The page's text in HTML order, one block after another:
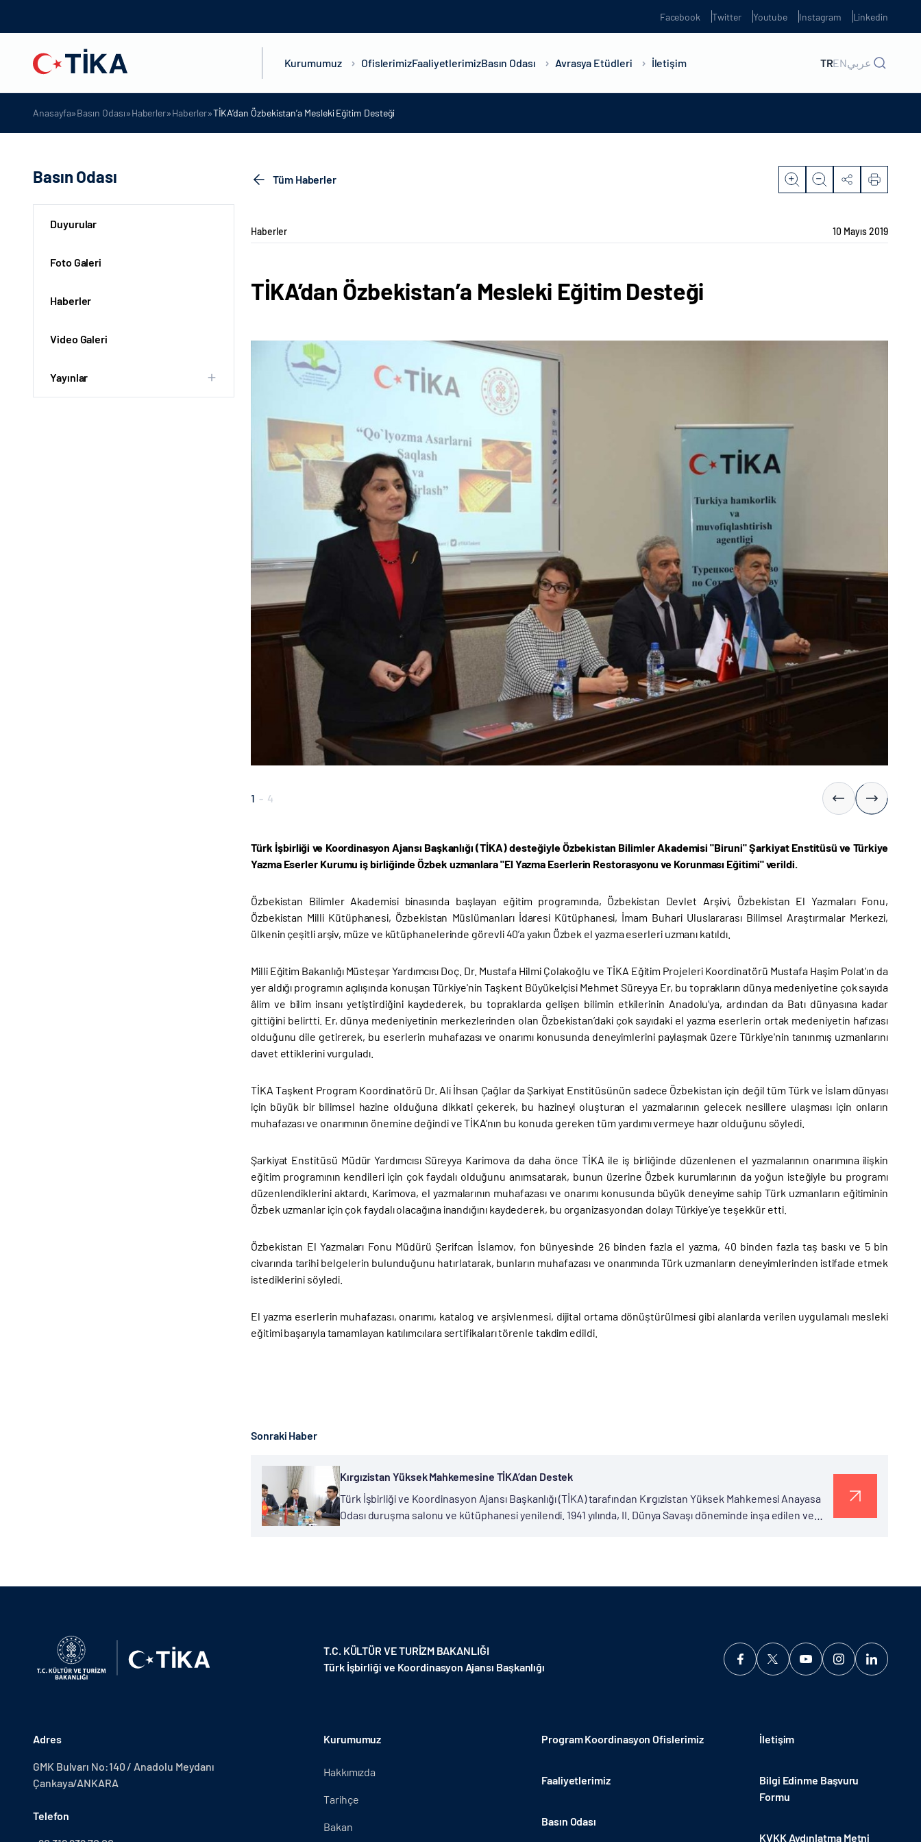
Facebook Twitter Youtube Instagram Linkedin
Kurumumuz OfislerimizFaaliyetlerimizBasın Odası Avrasya Etüdleri İletişim TRENعربي
Anasayfa»Basın Odası»Haberler»Haberler»TİKA’dan Özbekistan’a Mesleki Eğitim Desteği
Basın Odası
Duyurular
Foto Galeri
Haberler
Video Galeri
Yayınlar
Tüm Haberler
Haberler 10 Mayıs 2019
TİKA’dan Özbekistan’a Mesleki Eğitim Desteği
1 - 4
Türk İşbirliği ve Koordinasyon Ajansı Başkanlığı (TİKA) desteğiyle Özbekistan Bilimler Akademisi "Biruni" Şarkiyat Enstitüsü ve Türkiye
Yazma Eserler Kurumu iş birliğinde Özbek uzmanlara "El Yazma Eserlerin Restorasyonu ve Korunması Eğitimi" verildi.
Özbekistan Bilimler Akademisi binasında başlayan eğitim programında, Özbekistan Devlet Arşivi, Özbekistan El Yazmaları Fonu,
Özbekistan Milli Kütüphanesi, Özbekistan Müslümanları İdaresi Kütüphanesi, İmam Buhari Uluslararası Bilimsel Araştırmalar Merkezi,
ülkenin çeşitli arşiv, müze ve kütüphanelerinde görevli 40’a yakın Özbek el yazma eserleri uzmanı katıldı.
Milli Eğitim Bakanlığı Müsteşar Yardımcısı Doç. Dr. Mustafa Hilmi Çolakoğlu ve TİKA Eğitim Projeleri Koordinatörü Mustafa Haşim Polat’ın da
yer aldığı programın açılışında konuşan Türkiye'nin Taşkent Büyükelçisi Mehmet Süreyya Er, bu toprakların dünya medeniyetine çok sayıda
âlim ve bilim insanı yetiştirdiğini kaydederek, bu topraklarda gelişen bilimin etkilerinin Anadolu’ya, ardından da Batı dünyasına kadar
gittiğini belirtti. Er, dünya medeniyetinin merkezlerinden olan Özbekistan’daki çok sayıdaki el yazma eserlerin ortak medeniyetin hafızası
olduğunu dile getirerek, bu eserlerin muhafazası ve onarımı konusunda deneyimlerini paylaşmak üzere Türkiye'nin tanınmış uzmanlarını
davet ettiklerini vurguladı.
TİKA Taşkent Program Koordinatörü Dr. Ali İhsan Çağlar da Şarkiyat Enstitüsünün sadece Özbekistan için değil tüm Türk ve İslam dünyası
için büyük bir bilimsel hazine olduğuna dikkati çekerek, bu hazineyi oluşturan el yazmalarının gelecek nesillere ulaşması için onların
muhafazası ve onarımının önemine değindi ve TİKA’nın bu konuda gereken tüm yardımı vermeye hazır olduğunu söyledi.
Şarkiyat Enstitüsü Müdür Yardımcısı Süreyya Karimova da daha önce TİKA ile iş birliğinde düzenlenen el yazmalarının onarımına ilişkin
eğitim programının kendileri için çok faydalı olduğunu anımsatarak, bunun üzerine Özbek kurumlarının da yoğun isteğiyle bu programı
düzenlendiklerini aktardı. Karimova, el yazmalarının muhafazası ve onarımı konusunda büyük deneyime sahip Türk uzmanların eğitiminin
Özbek uzmanlar için çok faydalı olacağına inandığını kaydederek, bu organizasyondan dolayı Türkiye’ye teşekkür etti.
Özbekistan El Yazmaları Fonu Müdürü Şerifcan İslamov, fon bünyesinde 26 binden fazla el yazma, 40 binden fazla taş baskı ve 5 bin
civarında tarihi belgelerin bulunduğunu hatırlatarak, bunların muhafazası ve onarımında Türk uzmanların deneyimlerinden istifade etmek
istediklerini söyledi.
El yazma eserlerin muhafazası, onarımı, katalog ve arşivlenmesi, dijital ortama dönüştürülmesi gibi alanlarda verilen uygulamalı mesleki
eğitimi başarıyla tamamlayan katılımcılara sertifikaları törenle takdim edildi.
Sonraki Haber
Kırgızistan Yüksek Mahkemesine TİKA’dan Destek
Türk İşbirliği ve Koordinasyon Ajansı Başkanlığı (TİKA) tarafından Kırgızistan Yüksek Mahkemesi Anayasa
Odası duruşma salonu ve kütüphanesi yenilendi. 1941 yılında, II. Dünya Savaşı döneminde inşa edilen ve
T.C. KÜLTÜR VE TURİZM BAKANLIĞI
Türk İşbirliği ve Koordinasyon Ajansı Başkanlığı
Adres
GMK Bulvarı No:140 / Anadolu Meydanı
Çankaya/ANKARA
Telefon
Kurumumuz
Hakkımızda
Tarihçe
Bakan
Program Koordinasyon Ofislerimiz
Faaliyetlerimiz
Basın Odası
İletişim
Bilgi Edinme Başvuru
Formu
KVKK Aydınlatma Metni